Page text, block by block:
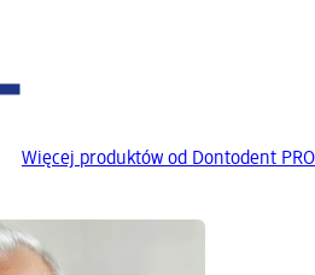
Więcej produktów od Dontodent